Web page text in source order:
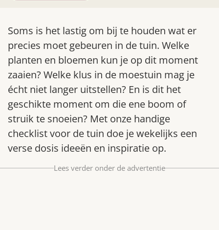
Gardeners’ World 08/2026
Bestel nu
Soms is het lastig om bij te houden wat er
precies moet gebeuren in de tuin. Welke
planten en bloemen kun je op dit moment
zaaien? Welke klus in de moestuin mag je
écht niet langer uitstellen? En is dit het
geschikte moment om die ene boom of
struik te snoeien? Met onze handige
checklist voor de tuin doe je wekelijks een
verse dosis ideeën en inspiratie op.
Lees verder onder de advertentie